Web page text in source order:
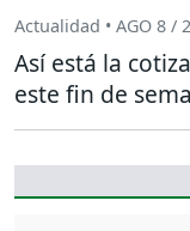
Actualidad • AGO 8 /
Así está la
este fin de